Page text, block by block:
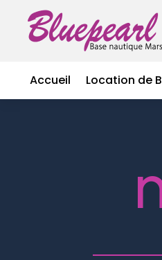
Accueil Location de